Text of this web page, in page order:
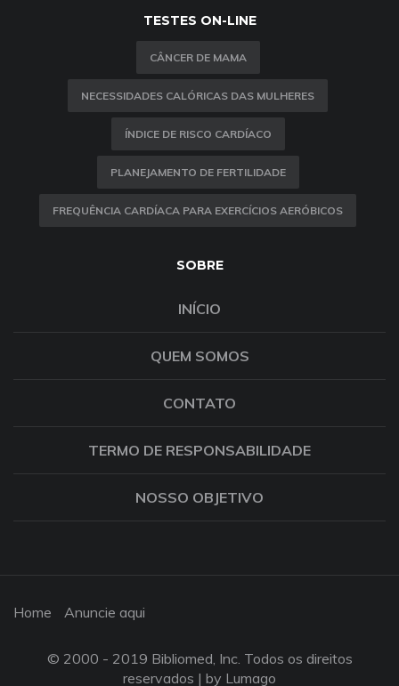
TESTES ON-LINE
CÂNCER DE MAMA
NECESSIDADES CALÓRICAS DAS MULHERES
ÍNDICE DE RISCO CARDÍACO
PLANEJAMENTO DE FERTILIDADE
FREQUÊNCIA CARDÍACA PARA EXERCÍCIOS AERÓBICOS
SOBRE
INÍCIO
QUEM SOMOS
CONTATO
TERMO DE RESPONSABILIDADE
NOSSO OBJETIVO
Home Anuncie aqui
© 2000 - 2019 Bibliomed, Inc. Todos os direitos
reservados | by Lumago